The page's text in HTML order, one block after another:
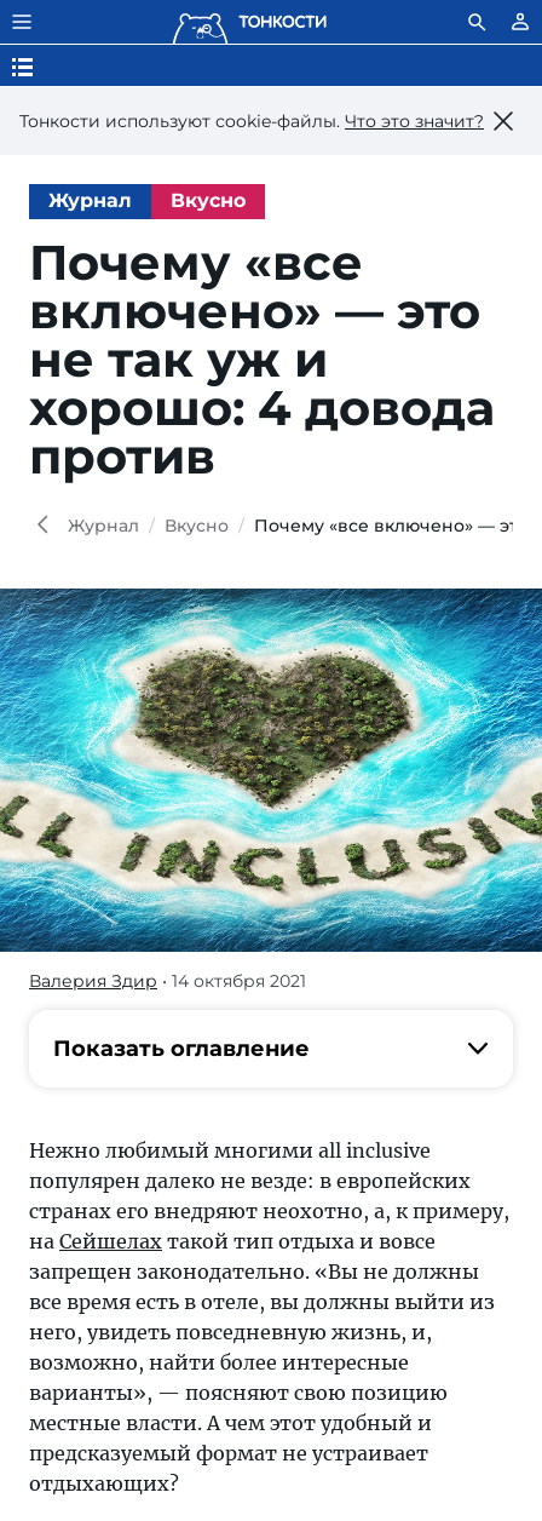
Тонкости используют сookie-файлы. Что это значит?
Журнал Вкусно
Почему «все
включено» — это
не так уж и
хорошо: 4 довода
против
Журнал Вкусно Почему «все включено» — это
Нежно
многими
везде,
например,
европейских
странах
внедряют
Валерия Здир • 14 октября 2021
Показать оглавление
Нежно любимый многими all inclusive
популярен далеко не везде: в европейских
странах его внедряют неохотно, а, к примеру,
на Сейшелах такой тип отдыха и вовсе
запрещен законодательно. «Вы не должны
все время есть в отеле, вы должны выйти из
него, увидеть повседневную жизнь, и,
возможно, найти более интересные
варианты», — поясняют свою позицию
местные власти. А чем этот удобный и
предсказуемый формат не устраивает
отдыхающих?